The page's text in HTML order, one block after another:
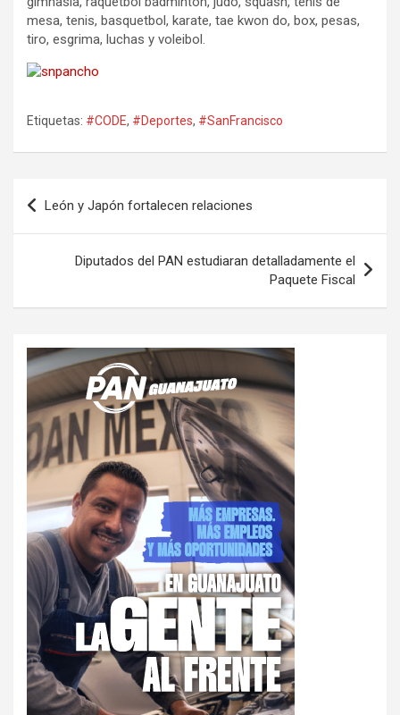
mesa, tenis, basquetbol, karate, tae kwon do, box, pesas,
tiro, esgrima, luchas y voleibol.
Etiquetas: #CODE, #Deportes, #SanFrancisco
Navegación
de
entradas
León y Japón fortalecen relaciones
Diputados del PAN estudiaran detalladamente el
Paquete Fiscal